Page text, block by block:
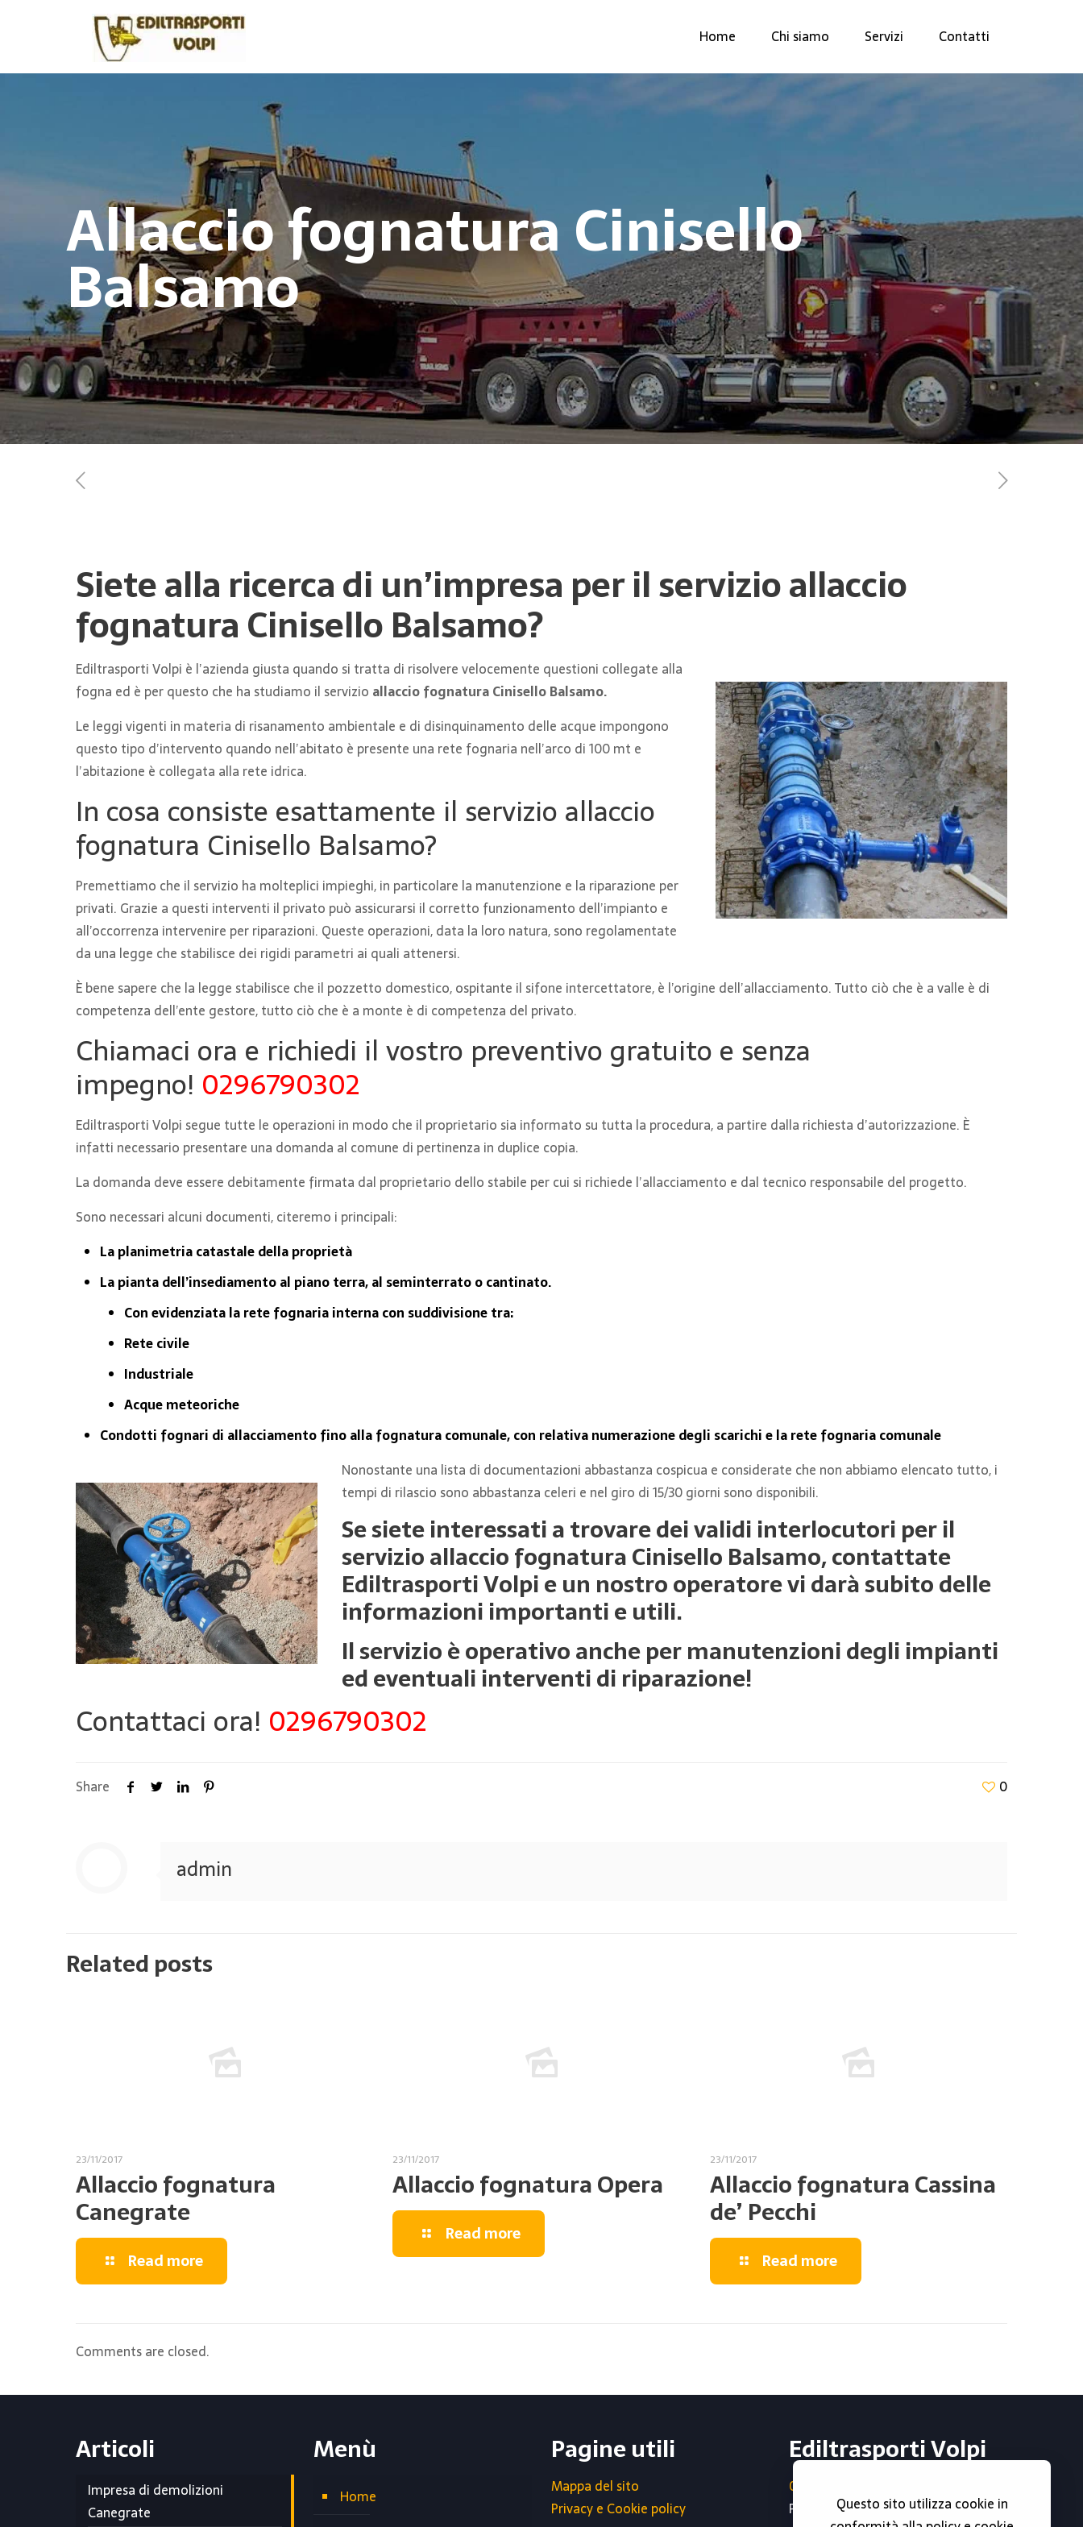
Home Chi siamo Servizi Contatti
Allaccio fognatura Cinisello
Balsamo
Siete alla ricerca di un’impresa per il servizio allaccio
fognatura Cinisello Balsamo?
Ediltrasporti Volpi è l’azienda giusta quando si tratta di risolvere velocemente questioni collegate alla
fogna ed è per questo che ha studiamo il servizio allaccio fognatura Cinisello Balsamo.
Le leggi vigenti in materia di risanamento ambientale e di disinquinamento delle acque impongono
questo tipo d’intervento quando nell’abitato è presente una rete fognaria nell’arco di 100 mt e
l’abitazione è collegata alla rete idrica.
In cosa consiste esattamente il servizio allaccio
fognatura Cinisello Balsamo?
Premettiamo che il servizio ha molteplici impieghi, in particolare la manutenzione e la riparazione per
privati. Grazie a questi interventi il privato può assicurarsi il corretto funzionamento dell’impianto e
all’occorrenza intervenire per riparazioni. Queste operazioni, data la loro natura, sono regolamentate
da una legge che stabilisce dei rigidi parametri ai quali attenersi.
È bene sapere che la legge stabilisce che il pozzetto domestico, ospitante il sifone intercettatore, è l’origine dell’allacciamento. Tutto ciò che è a valle è di
competenza dell’ente gestore, tutto ciò che è a monte è di competenza del privato.
Chiamaci ora e richiedi il vostro preventivo gratuito e senza
impegno! 0296790302
Ediltrasporti Volpi segue tutte le operazioni in modo che il proprietario sia informato su tutta la procedura, a partire dalla richiesta d’autorizzazione. È
infatti necessario presentare una domanda al comune di pertinenza in duplice copia.
La domanda deve essere debitamente firmata dal proprietario dello stabile per cui si richiede l’allacciamento e dal tecnico responsabile del progetto.
Sono necessari alcuni documenti, citeremo i principali:
La planimetria catastale della proprietà
La pianta dell’insediamento al piano terra, al seminterrato o cantinato.
Con evidenziata la rete fognaria interna con suddivisione tra:
Rete civile
Industriale
Acque meteoriche
Condotti fognari di allacciamento fino alla fognatura comunale, con relativa numerazione degli scarichi e la rete fognaria comunale
Nonostante una lista di documentazioni abbastanza cospicua e considerate che non abbiamo elencato tutto, i
tempi di rilascio sono abbastanza celeri e nel giro di 15/30 giorni sono disponibili.
Se siete interessati a trovare dei validi interlocutori per il
servizio allaccio fognatura Cinisello Balsamo, contattate
Ediltrasporti Volpi e un nostro operatore vi darà subito delle
informazioni importanti e utili.
Il servizio è operativo anche per manutenzioni degli impianti
ed eventuali interventi di riparazione!
Contattaci ora! 0296790302
Share 0
admin
Related posts
23/11/2017
Allaccio fognatura
Canegrate
Read more
23/11/2017
Allaccio fognatura Opera
Read more
23/11/2017
Allaccio fognatura Cassina
de’ Pecchi
Read more
Comments are closed.
Articoli
Impresa di demolizioni
Canegrate
Menù
Home
Pagine utili
Mappa del sito
Privacy e Cookie policy
Ediltrasporti Volpi
0296790302
Partita iva : 06738810966
Questo sito utilizza cookie in